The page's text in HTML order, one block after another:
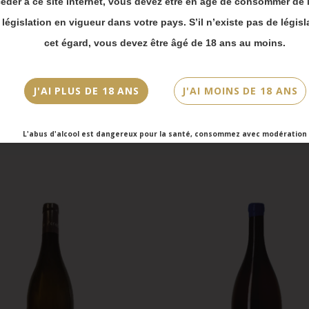
législation en vigueur dans votre pays. S’il n’existe pas de
cet égard, vous devez être âgé de 18 ans au moins.
J'AI PLUS DE 18 ANS J'AI MOINS DE 18 ANS
L'abus d'alcool est dangereux pour la santé, consommez avec modération
Cuvée/Climat
Une Hirondelle
bien prendre en compte :
Chronopost reprendront à partir du 31 août.
et cave Victor Hugo) seront disponibles à partir